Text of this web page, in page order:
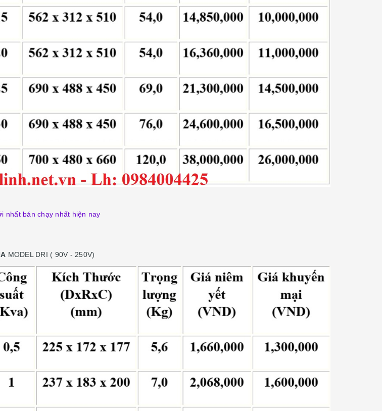
nhất bán chạy nhất hiện nay
MODEL DRI ( 90V - 250V)